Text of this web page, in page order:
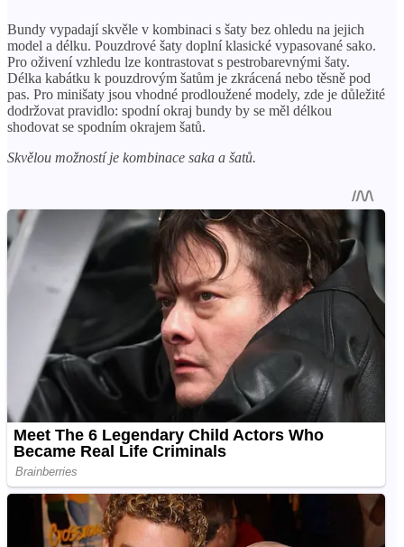
Bundy vypadají skvěle v kombinaci s šaty bez ohledu na jejich
model a délku. Pouzdrové šaty doplní klasické vypasované sako.
Pro oživení vzhledu lze kontrastovat s pestrobarevnými šaty.
Délka kabátku k pouzdrovým šatům je zkrácená nebo těsně pod
pas. Pro minišaty jsou vhodné prodloužené modely, zde je důležité
dodržovat pravidlo: spodní okraj bundy by se měl délkou
shodovat se spodním okrajem šatů.
Skvělou možností je kombinace saka a šatů.